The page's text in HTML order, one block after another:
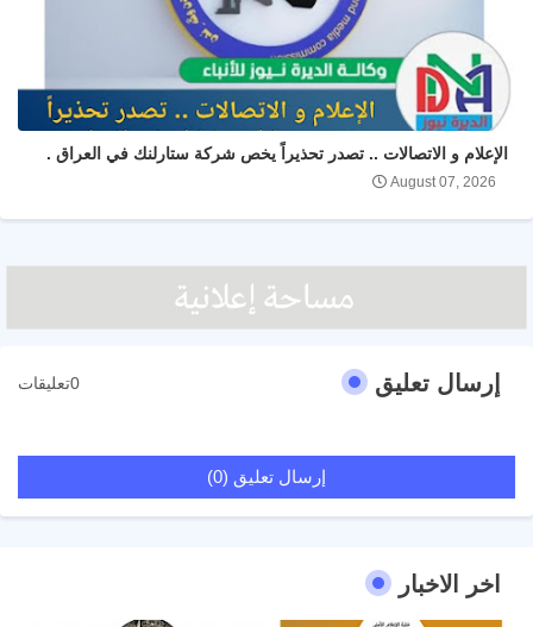
الإعلام و الاتصالات .. تصدر تحذيراً يخص شركة ستارلنك في العراق .
August 07, 2026
إرسال تعليق 0تعليقات
إرسال تعليق (0)
اخر الاخبار